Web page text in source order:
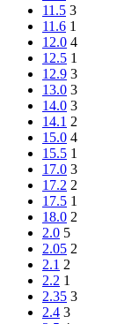
11.5 3
11.6 1
12.0 4
12.5 1
12.9 3
13.0 3
14.0 3
14.1 2
15.0 4
15.5 1
17.0 3
17.2 2
17.5 1
18.0 2
2.0 5
2.05 2
2.1 2
2.2 1
2.35 3
2.4 3